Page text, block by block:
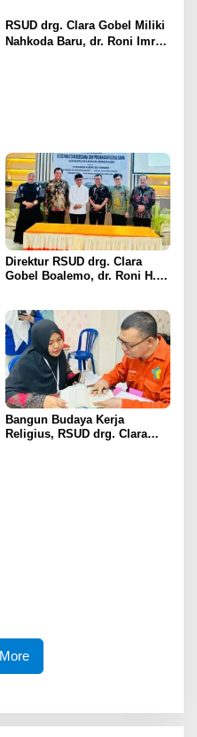
Boalemo
RSUD drg. Clara Gobel Miliki
Nahkoda Baru, dr. Roni Imran
Direktur RSUD drg. Clara
Gobel Boalemo, dr. Roni H.
Uronefrologi
Bangun Budaya Kerja
Religius, RSUD drg. Clara